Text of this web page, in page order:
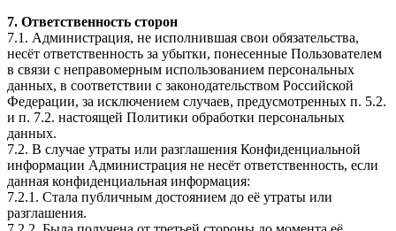
7. Ответственность сторон
7.1. Администрация, не исполнившая свои обязательства,
несёт ответственность за убытки, понесенные Пользователем
в связи с неправомерным использованием персональных
данных, в соответствии с законодательством Российской
Федерации, за исключением случаев, предусмотренных п. 5.2.
и п. 7.2. настоящей Политики обработки персональных
данных.
7.2. В случае утраты или разглашения Конфиденциальной
информации Администрация не несёт ответственность, если
данная конфиденциальная информация:
7.2.1. Стала публичным достоянием до её утраты или
разглашения.